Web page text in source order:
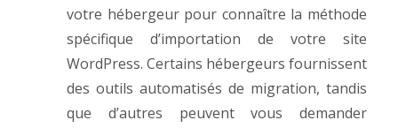
votre hébergeur pour connaître la méthode
spécifique d’importation de votre site
WordPress. Certains hébergeurs fournissent
des outils automatisés de migration, tandis
que d’autres peuvent vous demander